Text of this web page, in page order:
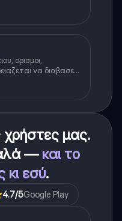
ορισμοι,
να διαβασεις
χρήστες μας.
— και το
κι εσύ.
4.7/5Google Play